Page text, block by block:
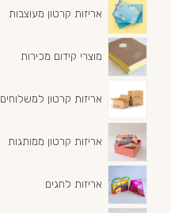
אריזות קרטון מעוצבות
מוצרי קידום מכירות
אריזות קרטון למשלוחים
אריזות קרטון ממותגות
אריזות לחגים